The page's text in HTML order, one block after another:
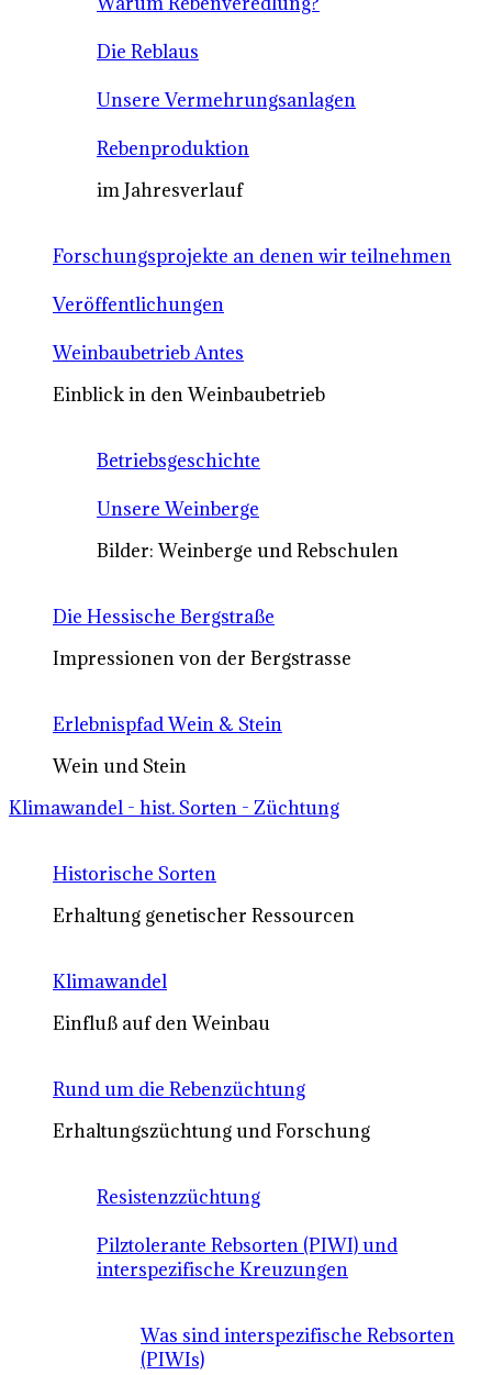
Die Reblaus
Unsere Vermehrungsanlagen
Rebenproduktion
im Jahresverlauf
Forschungsprojekte an denen wir teilnehmen
Veröffentlichungen
Weinbaubetrieb Antes
Einblick in den Weinbaubetrieb
Betriebsgeschichte
Unsere Weinberge
Bilder: Weinberge und Rebschulen
Die Hessische Bergstraße
Impressionen von der Bergstrasse
Erlebnispfad Wein & Stein
Wein und Stein
Klimawandel - hist. Sorten - Züchtung
Historische Sorten
Erhaltung genetischer Ressourcen
Klimawandel
Einfluß auf den Weinbau
Rund um die Rebenzüchtung
Erhaltungszüchtung und Forschung
Resistenzzüchtung
Pilztolerante Rebsorten (PIWI) und
interspezifische Kreuzungen
Was sind interspezifische Rebsorten
(PIWIs)